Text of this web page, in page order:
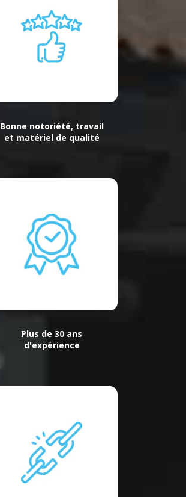
Bonne notoriété, travail
et matériel de qualité
Plus de 30 ans
d'expérience